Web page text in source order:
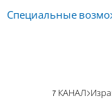
Специальные
7 КАНАЛ